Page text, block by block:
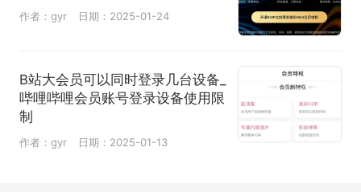
作者：gyr 日期：2025-01-24
B站大会员可以同时登录几台设备_
哔哩哔哩会员账号登录设备使用限
制
作者：gyr 日期：2025-01-13